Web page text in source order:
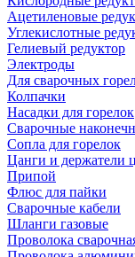
Ацетиленовые
Углекислотные
Гелиевый редуктор
Электроды
Для сварочных
Колпачки
Насадки для горелок
Сварочные
Сопла для горелок
Цанги и держатели
Припой
Флюс для пайки
Сварочные кабели
Шланги газовые
Проволока